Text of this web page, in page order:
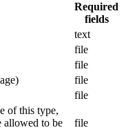
Required
fields
text
file
file
file
file
of this type,
allowed to be
file